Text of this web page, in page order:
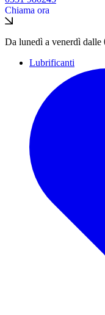
Chiama ora
Da lunedì a venerdì dalle
Lubrificanti